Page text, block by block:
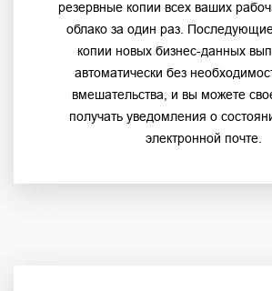
резервные копии всех ваших
облако за один раз.
копии новых бизнес-данных
автоматически без
вмешательства, и вы можете
получать уведомления о
электронной почте.